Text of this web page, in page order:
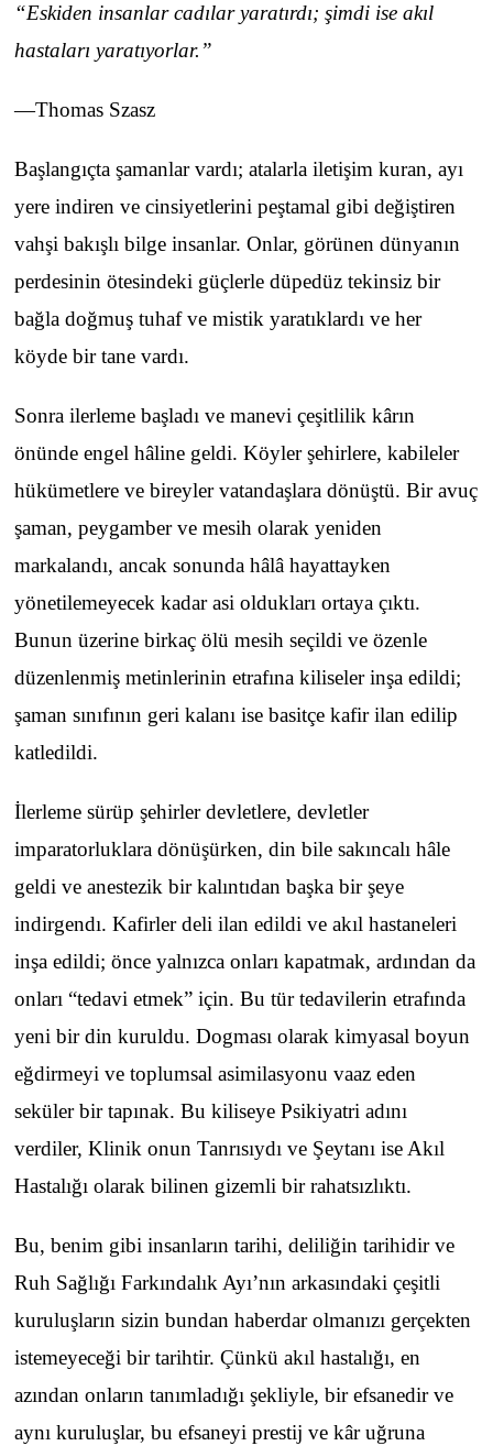
“Eskiden insanlar cadılar yaratırdı; şimdi ise akıl
hastaları yaratıyorlar.”
—Thomas Szasz
Başlangıçta şamanlar vardı; atalarla iletişim kuran, ayı
yere indiren ve cinsiyetlerini peştamal gibi değiştiren
vahşi bakışlı bilge insanlar. Onlar, görünen dünyanın
perdesinin ötesindeki güçlerle düpedüz tekinsiz bir
bağla doğmuş tuhaf ve mistik yaratıklardı ve her
köyde bir tane vardı.
Sonra ilerleme başladı ve manevi çeşitlilik kârın
önünde engel hâline geldi. Köyler şehirlere, kabileler
hükümetlere ve bireyler vatandaşlara dönüştü. Bir avuç
şaman, peygamber ve mesih olarak yeniden
markalandı, ancak sonunda hâlâ hayattayken
yönetilemeyecek kadar asi oldukları ortaya çıktı.
Bunun üzerine birkaç ölü mesih seçildi ve özenle
düzenlenmiş metinlerinin etrafına kiliseler inşa edildi;
şaman sınıfının geri kalanı ise basitçe kafir ilan edilip
katledildi.
İlerleme sürüp şehirler devletlere, devletler
imparatorluklara dönüşürken, din bile sakıncalı hâle
geldi ve anestezik bir kalıntıdan başka bir şeye
indirgendı. Kafirler deli ilan edildi ve akıl hastaneleri
inşa edildi; önce yalnızca onları kapatmak, ardından da
onları “tedavi etmek” için. Bu tür tedavilerin etrafında
yeni bir din kuruldu. Dogması olarak kimyasal boyun
eğdirmeyi ve toplumsal asimilasyonu vaaz eden
seküler bir tapınak. Bu kiliseye Psikiyatri adını
verdiler, Klinik onun Tanrısıydı ve Şeytanı ise Akıl
Hastalığı olarak bilinen gizemli bir rahatsızlıktı.
Bu, benim gibi insanların tarihi, deliliğin tarihidir ve
Ruh Sağlığı Farkındalık Ayı’nın arkasındaki çeşitli
kuruluşların sizin bundan haberdar olmanızı gerçekten
istemeyeceği bir tarihtir. Çünkü akıl hastalığı, en
azından onların tanımladığı şekliyle, bir efsanedir ve
aynı kuruluşlar, bu efsaneyi prestij ve kâr uğruna